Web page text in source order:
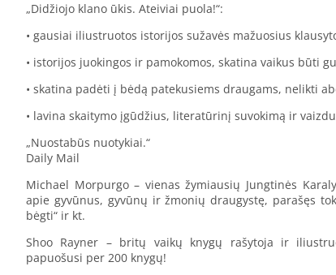
„Didžiojo klano ūkis. Ateiviai puola!“:
• gausiai iliustruotos istorijos sužavės mažuosius
• istorijos juokingos ir pamokomos, skatina vaikus būti
• skatina padėti į bėdą patekusiems draugams, nelikti
• lavina skaitymo įgūdžius, literatūrinį suvokimą ir
„Nuostabūs nuotykiai.“
Daily Mail
Michael Morpurgo – vienas žymiausių Jungtinės
apie gyvūnus, gyvūnų ir žmonių draugystę, parašęs
bėgti“ ir kt.
Shoo Rayner – britų vaikų knygų rašytoja ir
papuošusi per 200 knygų!